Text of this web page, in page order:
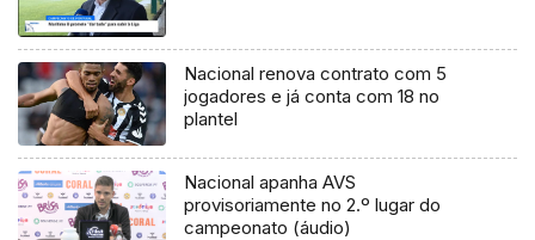
Nacional renova contrato com 5
jogadores e já conta com 18 no
plantel
Nacional apanha AVS
provisoriamente no 2.º lugar do
campeonato (áudio)